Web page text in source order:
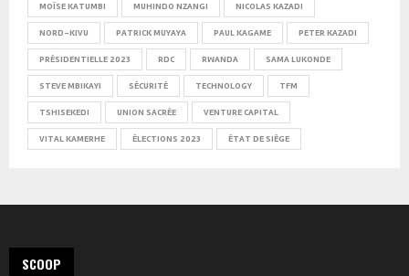
MOÏSE KATUMBI MUHINDO NZANGI NICOLAS KAZADI
NORD-KIVU PATRICK MUYAYA PAUL KAGAME PETER KAZADI
PRÉSIDENTIELLE 2023 RDC RWANDA SAMA LUKONDE
STEVE MBIKAYI SÉCURITÉ TECHNOLOGY TFM
TSHISEKEDI UNION SACRÉE VENTURE CAPITAL
VITAL KAMERHE ÉLECTIONS 2023 ÉTAT DE SIÈGE
SCOOP